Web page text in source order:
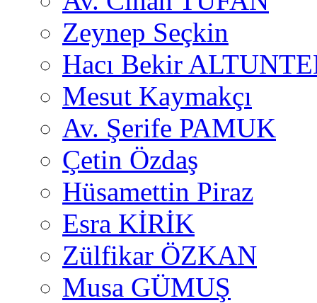
Zeynep Seçkin
Hacı Bekir
Mesut Kaymakçı
Av. Şerife PAMUK
Çetin Özdaş
Hüsamettin Piraz
Esra KİRİK
Zülfikar ÖZKAN
Musa GÜMUŞ